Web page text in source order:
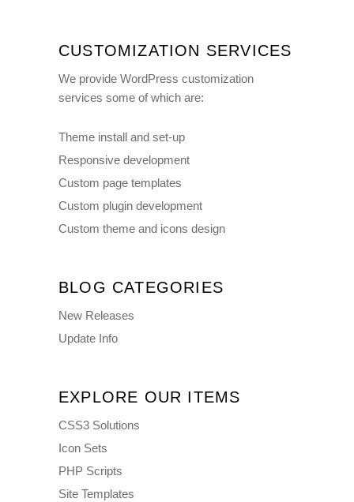
CUSTOMIZATION SERVICES
We provide WordPress customization
services some of which are:
Theme install and set-up
Responsive development
Custom page templates
Custom plugin development
Custom theme and icons design
BLOG CATEGORIES
New Releases
Update Info
EXPLORE OUR ITEMS
CSS3 Solutions
Icon Sets
PHP Scripts
Site Templates